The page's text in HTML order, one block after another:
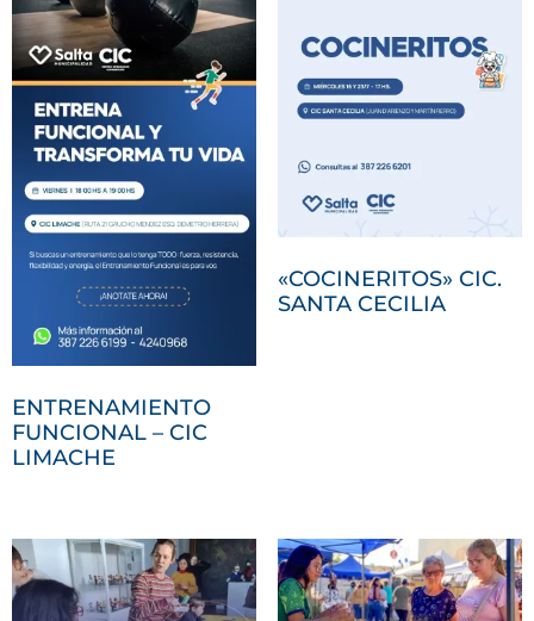
ENTRENAMIENTO
FUNCIONAL – CIC
LIMACHE
«COCINERITOS» CIC.
SANTA CECILIA